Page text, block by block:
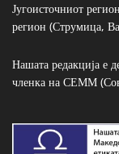
Југоисточниот
регион (Струмица,
Нашата редакција е
членка на СЕММ